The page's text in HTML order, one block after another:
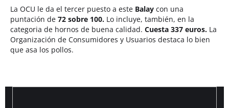
La OCU le da el tercer puesto a este Balay con una
puntación de 72 sobre 100. Lo incluye, también, en la
categoria de hornos de buena calidad. Cuesta 337 euros. La
Organización de Consumidores y Usuarios destaca lo bien
que asa los pollos.